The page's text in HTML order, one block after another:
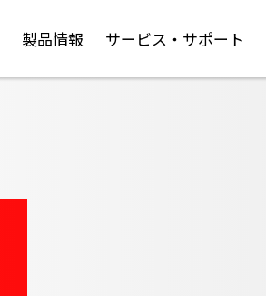
製品情報 サービス・サポート